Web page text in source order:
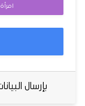
امرأة
بإرسال